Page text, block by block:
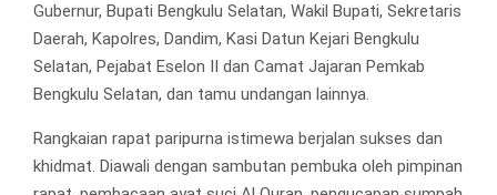
Gubernur, Bupati Bengkulu Selatan, Wakil Bupati, Sekretaris
Daerah, Kapolres, Dandim, Kasi Datun Kejari Bengkulu
Selatan, Pejabat Eselon II dan Camat Jajaran Pemkab
Bengkulu Selatan, dan tamu undangan lainnya.
Rangkaian rapat paripurna istimewa berjalan sukses dan
khidmat. Diawali dengan sambutan pembuka oleh pimpinan